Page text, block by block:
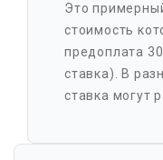
Это
стоимость
предоплата
ставка). В
ставка могут